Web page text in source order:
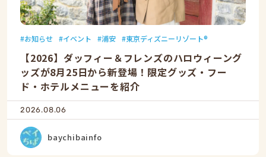
お知らせ イベント 浦安 東京ディズニーリゾート®
【2026】ダッフィー＆フレンズのハロウィーング
ッズが8月25日から新登場！限定グッズ・フー
ド・ホテルメニューを紹介
2026.08.06
baychibainfo